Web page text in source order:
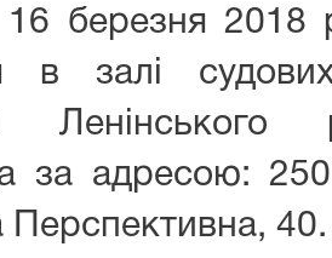
березня 2018
в залі
за адресою:
Перспективна, 40.